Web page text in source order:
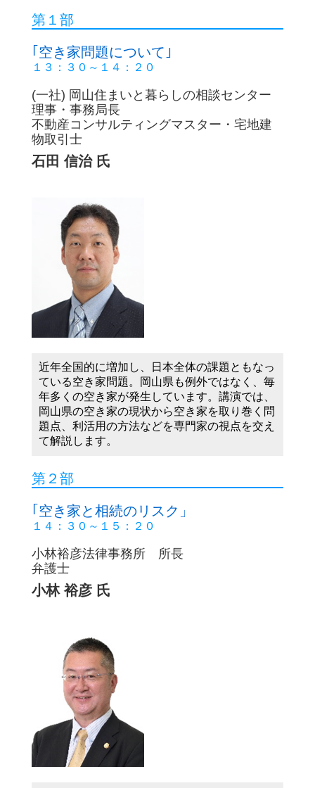
第１部
｢空き家問題について｣
１３：３０～１４：２０
(一社) 岡山住まいと暮らしの相談センター
理事・事務局長
不動産コンサルティングマスター・宅地建
物取引士
石田 信治 氏
近年全国的に増加し、日本全体の課題ともなっ
ている空き家問題。岡山県も例外ではなく、毎
年多くの空き家が発生しています。講演では、
岡山県の空き家の現状から空き家を取り巻く問
題点、利活用の方法などを専門家の視点を交え
て解説します。
第２部
｢空き家と相続のリスク」
１４：３０～１５：２０
小林裕彦法律事務所 所長
弁護士
小林 裕彦 氏
１３：００～１３：５０
事・事務局長
不動産コンサルティングマスター・
引士
石田 信治 氏
る空き家問題。岡山県も例外ではなく
空き家が発生しています。講演では、
家の現状から空き家を取り巻く問題点
法などを専門家の視点を交えて解説し
｢空き家と相続のリスク」
小林裕彦法律事務所 所長
小林 裕彦 氏
空き家を放置しておくと、建物の倒壊